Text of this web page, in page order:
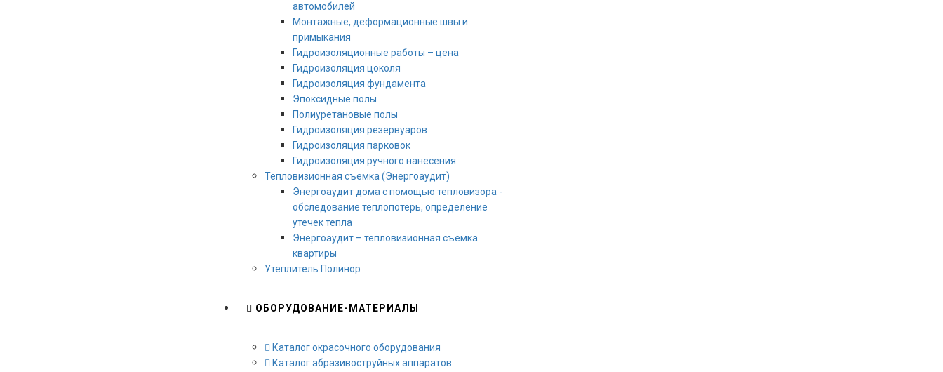
автомобилей
Монтажные, деформационные швы и
примыкания
Гидроизоляционные работы – цена
Гидроизоляция цоколя
Гидроизоляция фундамента
Эпоксидные полы
Полиуретановые полы
Гидроизоляция резервуаров
Гидроизоляция парковок
Гидроизоляция ручного нанесения
Тепловизионная съемка (Энергоаудит)
Энергоаудит дома с помощью тепловизора -
обследование теплопотерь, определение
утечек тепла
Энергоаудит – тепловизионная съемка
квартиры
Утеплитель Полинор
ОБОРУДОВАНИЕ-МАТЕРИАЛЫ
Каталог окрасочного оборудования
Каталог абразивоструйных аппаратов